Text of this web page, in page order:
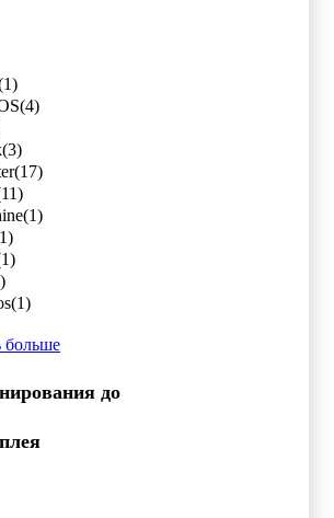
(4)
(3)
(17)
(1)
(1)
больше
до